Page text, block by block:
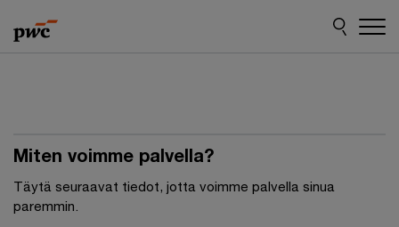
to
content
to
footer
Miten voimme palvella?
Täytä seuraavat tiedot, jotta voimme palvella sinua
paremmin.